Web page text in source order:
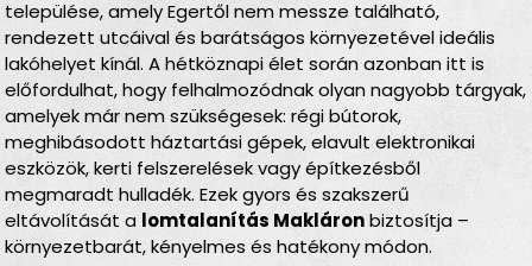
települése, amely Egertől nem messze található,
rendezett utcáival és barátságos környezetével ideális
lakóhelyet kínál. A hétköznapi élet során azonban itt is
előfordulhat, hogy felhalmozódnak olyan nagyobb tárgyak,
amelyek már nem szükségesek: régi bútorok,
meghibásodott háztartási gépek, elavult elektronikai
eszközök, kerti felszerelések vagy építkezésből
megmaradt hulladék. Ezek gyors és szakszerű
eltávolítását a lomtalanítás Makláronbiztosítja –
környezetbarát, kényelmes és hatékony módon.